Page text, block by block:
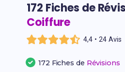
172 Fiches de
Coiffure
4,4 • 24 Avis
172 Fiches de Révisions